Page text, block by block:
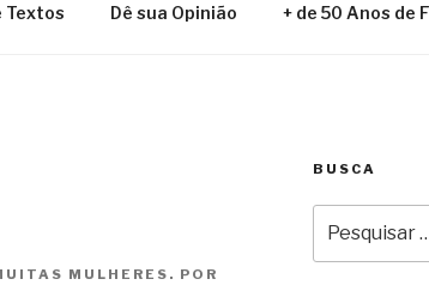
Textos Dê sua Opinião + de 50 Anos de
MULHERES. POR
BUSCA
por: